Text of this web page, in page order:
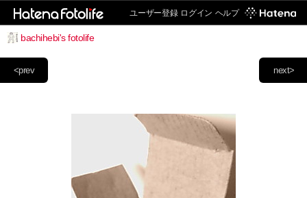
ユーザー登録 ログイン ヘルプ
bachihebi's fotolife
next>
<prev